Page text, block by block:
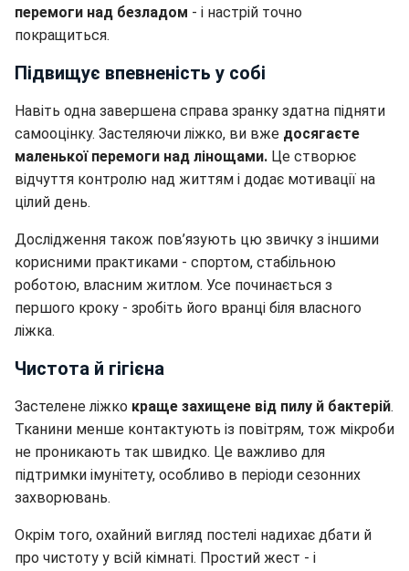
перемоги над безладом - і настрій точно
покращиться.
Підвищує впевненість у собі
Навіть одна завершена справа зранку здатна підняти
самооцінку. Застеляючи ліжко, ви вже досягаєте
маленької перемоги над лінощами. Це створює
відчуття контролю над життям і додає мотивації на
цілий день.
Дослідження також пов’язують цю звичку з іншими
корисними практиками - спортом, стабільною
роботою, власним житлом. Усе починається з
першого кроку - зробіть його вранці біля власного
ліжка.
Чистота й гігієна
Застелене ліжко краще захищене від пилу й бактерій.
Тканини менше контактують із повітрям, тож мікроби
не проникають так швидко. Це важливо для
підтримки імунітету, особливо в періоди сезонних
захворювань.
Окрім того, охайний вигляд постелі надихає дбати й
про чистоту у всій кімнаті. Простий жест - і